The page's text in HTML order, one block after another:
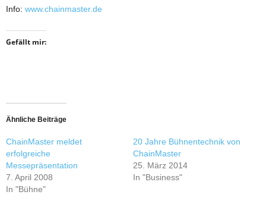
Info: www.chainmaster.de
Gefällt mir:
Ähnliche Beiträge
ChainMaster meldet
erfolgreiche
Messepräsentation
7. April 2008
In "Bühne"
20 Jahre Bühnentechnik von
ChainMaster
25. März 2014
In "Business"